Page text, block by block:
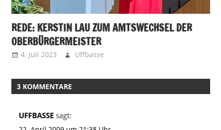
REDE: KERSTIN LAU ZUM AMTSWECHSEL DER
OBERBÜRGERMEISTER
4. Juli 2023 Uffbasse
3 KOMMENTARE
UFFBASSE sagt: